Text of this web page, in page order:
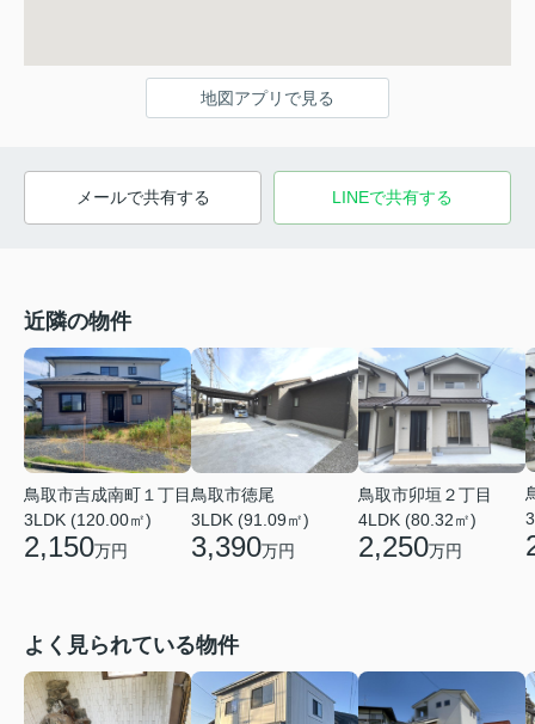
地図アプリで見る
メールで共有する LINEで共有する
近隣の物件
鳥取市吉成南町１丁目
3LDK (120.00㎡)
2,150万円
鳥取市徳尾
3LDK (91.09㎡)
3,390万円
鳥取市卯垣２丁目
4LDK (80.32㎡)
2,250万円
よく見られている物件